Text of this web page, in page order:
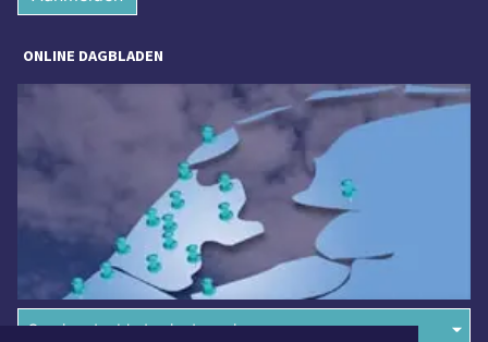
ONLINE DAGBLADEN
Overige dagbladen in de regio